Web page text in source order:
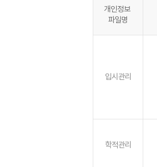
개인정보
파일명
입시관리
학적관리